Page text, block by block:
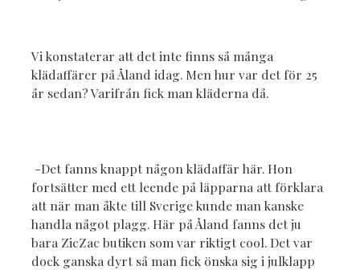
Vi konstaterar att det inte finns så många
klädaffärer på Åland idag. Men hur var det för 25
år sedan? Varifrån fick man kläderna då.
-Det fanns knappt någon klädaffär här. Hon
fortsätter med ett leende på läpparna att förklara
att när man åkte till Sverige kunde man kanske
handla något plagg. Här på Åland fanns det ju
bara ZicZac butiken som var riktigt cool. Det var
dock ganska dyrt så man fick önska sig i julklapp